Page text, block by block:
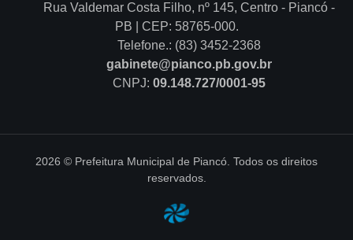
Rua Valdemar Costa Filho, nº 145, Centro - Piancó -
PB | CEP: 58765-000.
Telefone.: (83) 3452-2368
gabinete@pianco.pb.gov.br
CNPJ: 09.148.727/0001-95
2026 © Prefeitura Municipal de Piancó. Todos os direitos
reservados.